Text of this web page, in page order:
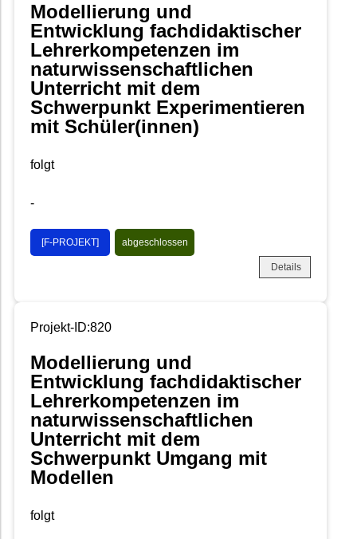
Modellierung und
Entwicklung fachdidaktischer
Lehrerkompetenzen im
naturwissenschaftlichen
Unterricht mit dem
Schwerpunkt Experimentieren
mit Schüler(innen)
folgt
-
[F-PROJEKT] abgeschlossen
Details
Projekt-ID:820
Modellierung und
Entwicklung fachdidaktischer
Lehrerkompetenzen im
naturwissenschaftlichen
Unterricht mit dem
Schwerpunkt Umgang mit
Modellen
folgt